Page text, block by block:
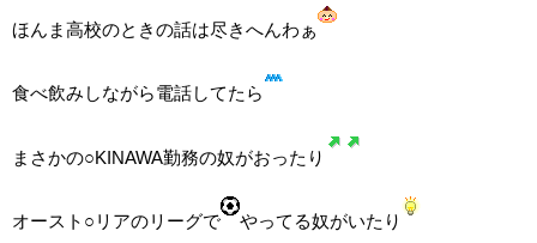
ほんま高校のときの話は尽きへんわぁ
食べ飲みしながら電話してたら
まさかの○KINAWA勤務の奴がおったり
オースト○リアのリーグで やってる奴がいたり